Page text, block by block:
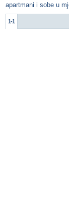
apartmani i sobe u
1-1